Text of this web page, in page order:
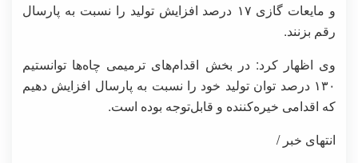
و مایعات گازی ۱۷ درصد افزایش تولید را نسبت به پارسال
رقم بزنند.
وی اظهار کرد: در بخش اقدام‌های ترمیمی چاه‌ها توانستیم
۱۳۰ درصد توان تولید خود را نسبت به پارسال افزایش دهیم
که اقدامی خیره‌کننده و قابل‌توجه بوده است.
انتهای خبر /